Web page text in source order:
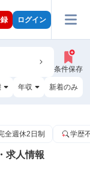
ログイン
条件保存
年収 新着のみ
全週休2日制 学歴
求人情報